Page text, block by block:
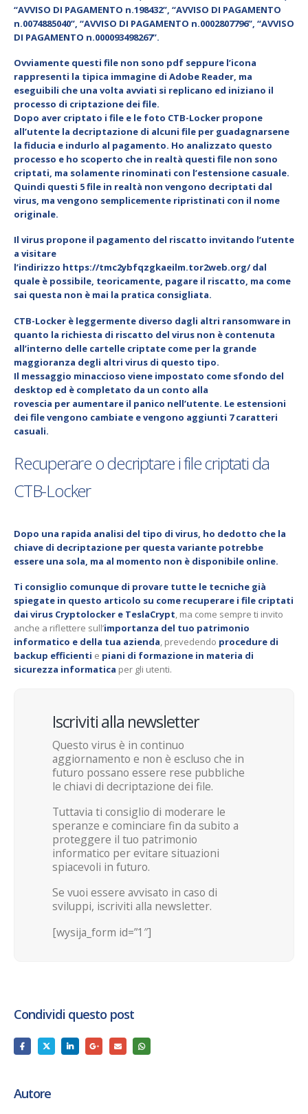
“AVVISO DI PAGAMENTO n.198432”, “AVVISO DI PAGAMENTO
n.0074885040”, “AVVISO DI PAGAMENTO n.0002807796”, “AVVISO
DI PAGAMENTO n.000093498267”.
Ovviamente questi file non sono pdf seppure l’icona
rappresenti la tipica immagine di Adobe Reader, ma
eseguibili che una volta avviati si replicano ed iniziano il
processo di criptazione dei file.
Dopo aver criptato i file e le foto CTB-Locker propone
all’utente la decriptazione di alcuni file per guadagnarsene
la fiducia e indurlo al pagamento. Ho analizzato questo
processo e ho scoperto che in realtà questi file non sono
criptati, ma solamente rinominati con l’estensione casuale.
Quindi questi 5 file in realtà non vengono decriptati dal
virus, ma vengono semplicemente ripristinati con il nome
originale.
Il virus propone il pagamento del riscatto invitando l’utente
a visitare
l’indirizzo https://tmc2ybfqzgkaeilm.tor2web.org/ dal
quale è possibile, teoricamente, pagare il riscatto, ma come
sai questa non è mai la pratica consigliata.
CTB-Locker è leggermente diverso dagli altri ransomware in
quanto la richiesta di riscatto del virus non è contenuta
all’interno delle cartelle criptate come per la grande
maggioranza degli altri virus di questo tipo.
Il messaggio minaccioso viene impostato come sfondo del
desktop ed è completato da un conto alla
rovescia per aumentare il panico nell’utente. Le estensioni
dei filevengono cambiate e vengono aggiunti 7 caratteri
casuali.
Recuperare o decriptare i file criptati da
CTB-Locker
Dopo una rapida analisi del tipo di virus, ho dedotto che la
chiave di decriptazione per questa variante potrebbe
essere una sola, ma al momento non è disponibile online.
Ti consiglio comunque di provare tutte le tecniche già
spiegate in questo articolo su come recuperare i file criptati
dai virus Cryptolocker e TeslaCrypt, ma come sempre ti invito
anche a riflettere sull’importanza del tuo patrimonio
informatico e della tua azienda, prevedendo procedure di
backup efficienti e piani di formazione in materia di
sicurezza informatica per gli utenti.
Iscriviti alla newsletter
Questo virus è in continuo
aggiornamento e non è escluso che in
futuro possano essere rese pubbliche
le chiavi di decriptazione dei file.
Tuttavia ti consiglio di moderare le
speranze e cominciare fin da subito a
proteggere il tuo patrimonio
informatico per evitare situazioni
spiacevoli in futuro.
Se vuoi essere avvisato in caso di
sviluppi, iscriviti alla newsletter.
[wysija_form id=”1″]
Condividi questo post
Autore